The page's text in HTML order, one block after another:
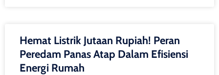
Hemat Listrik Jutaan Rupiah! Peran
Peredam Panas Atap Dalam Efisiensi
Energi Rumah